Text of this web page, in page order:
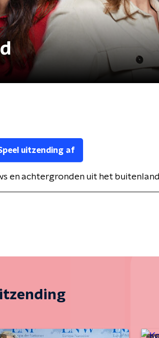
uitzending af
en achtergronden uit het buitenland